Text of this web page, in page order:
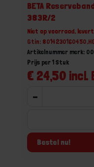
BETA
383R/2
Niet op voorraad,
Gtin:
Artikelnummer merk:
€ 24,50 incl.
Prijs per 1 Stuk
-
Bestel nu!